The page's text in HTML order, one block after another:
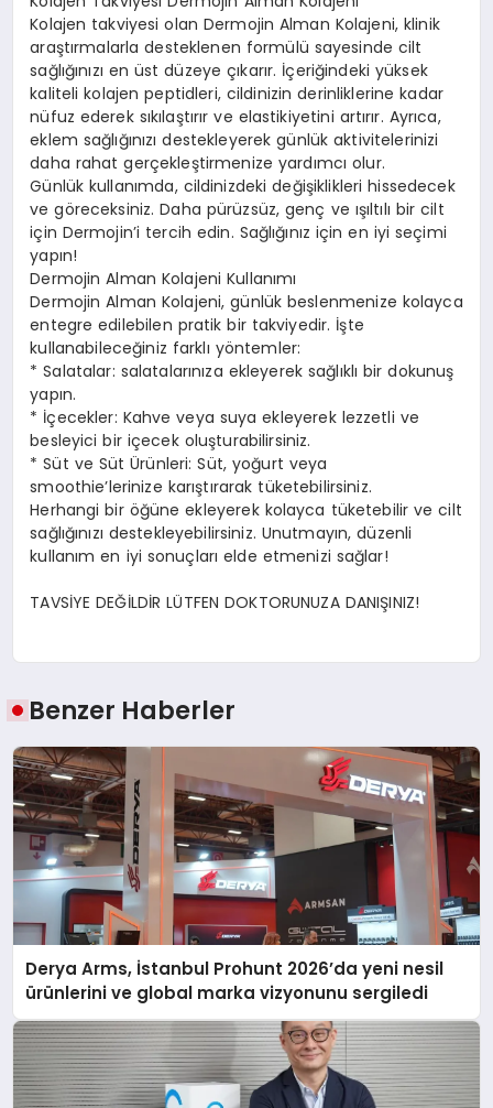
Kolajen takviyesi olan Dermojin Alman Kolajeni, klinik
araştırmalarla desteklenen formülü sayesinde cilt
sağlığınızı en üst düzeye çıkarır. İçeriğindeki yüksek
kaliteli kolajen peptidleri, cildinizin derinliklerine kadar
nüfuz ederek sıkılaştırır ve elastikiyetini artırır. Ayrıca,
eklem sağlığınızı destekleyerek günlük aktivitelerinizi
daha rahat gerçekleştirmenize yardımcı olur.
Günlük kullanımda, cildinizdeki değişiklikleri hissedecek
ve göreceksiniz. Daha pürüzsüz, genç ve ışıltılı bir cilt
için Dermojin’i tercih edin. Sağlığınız için en iyi seçimi
yapın!
Dermojin Alman Kolajeni Kullanımı
Dermojin Alman Kolajeni, günlük beslenmenize kolayca
entegre edilebilen pratik bir takviyedir. İşte
kullanabileceğiniz farklı yöntemler:
* Salatalar: salatalarınıza ekleyerek sağlıklı bir dokunuş
yapın.
* İçecekler: Kahve veya suya ekleyerek lezzetli ve
besleyici bir içecek oluşturabilirsiniz.
* Süt ve Süt Ürünleri: Süt, yoğurt veya
smoothie’lerinize karıştırarak tüketebilirsiniz.
Herhangi bir öğüne ekleyerek kolayca tüketebilir ve cilt
sağlığınızı destekleyebilirsiniz. Unutmayın, düzenli
kullanım en iyi sonuçları elde etmenizi sağlar!
TAVSİYE DEĞİLDİR LÜTFEN DOKTORUNUZA DANIŞINIZ!
Benzer Haberler
Derya Arms, İstanbul Prohunt 2026’da yeni nesil
ürünlerini ve global marka vizyonunu sergiledi